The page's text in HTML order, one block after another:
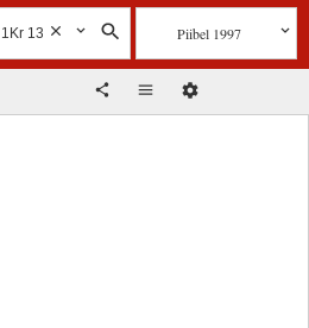
Piibel 1997